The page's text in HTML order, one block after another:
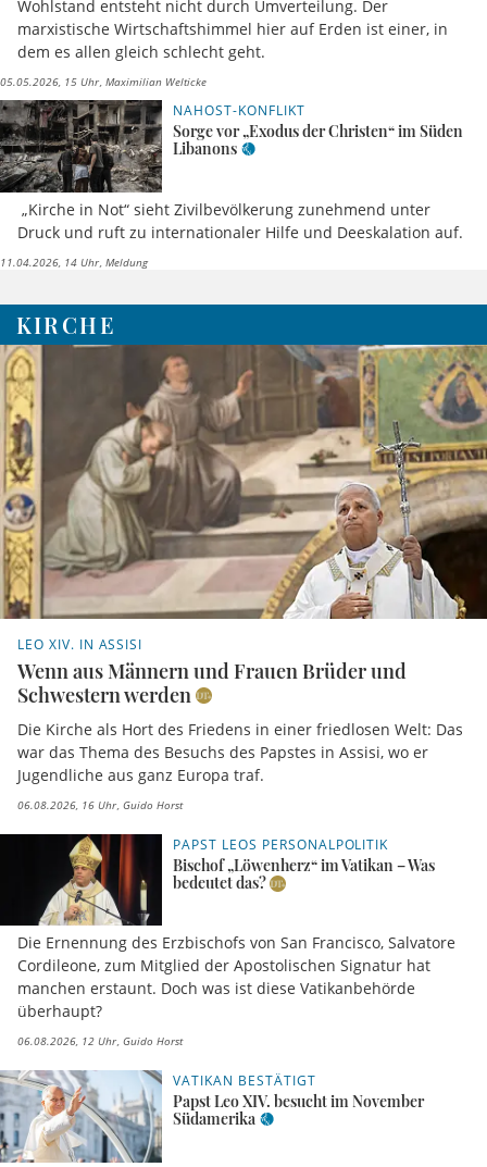
Wohlstand entsteht nicht durch Umverteilung. Der
marxistische Wirtschaftshimmel hier auf Erden ist einer, in
dem es allen gleich schlecht geht.
05.05.2026, 15 Uhr Maximilian Welticke
NAHOST-KONFLIKT
Sorge vor „Exodus der Christen“ im Süden
Libanons
„Kirche in Not“ sieht Zivilbevölkerung zunehmend unter
Druck und ruft zu internationaler Hilfe und Deeskalation auf.
11.04.2026, 14 Uhr Meldung
KIRCHE
LEO XIV. IN ASSISI
Wenn aus Männern und Frauen Brüder und
Schwestern werden
Die Kirche als Hort des Friedens in einer friedlosen Welt: Das
war das Thema des Besuchs des Papstes in Assisi, wo er
Jugendliche aus ganz Europa traf.
06.08.2026, 16 Uhr Guido Horst
PAPST LEOS PERSONALPOLITIK
Bischof „Löwenherz“ im Vatikan – Was
bedeutet das?
Die Ernennung des Erzbischofs von San Francisco, Salvatore
Cordileone, zum Mitglied der Apostolischen Signatur hat
manchen erstaunt. Doch was ist diese Vatikanbehörde
überhaupt?
06.08.2026, 12 Uhr Guido Horst
VATIKAN BESTÄTIGT
Papst Leo XIV. besucht im November
Südamerika